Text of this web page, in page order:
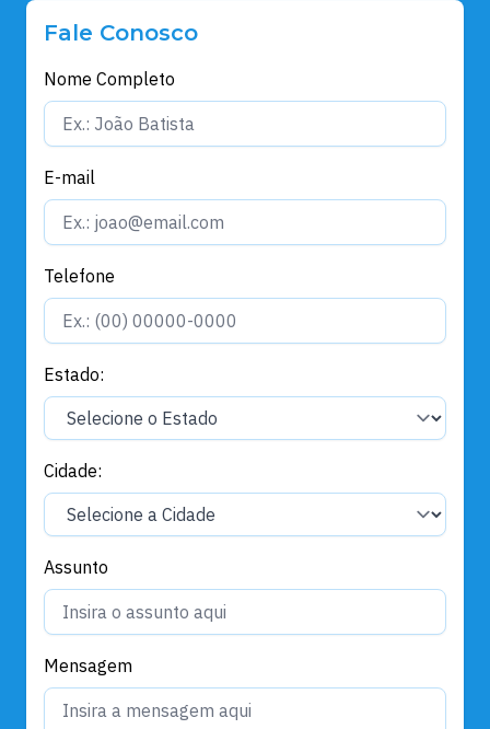
Fale Conosco
Nome Completo
E-mail
Telefone
Estado:
Cidade:
Assunto
Mensagem